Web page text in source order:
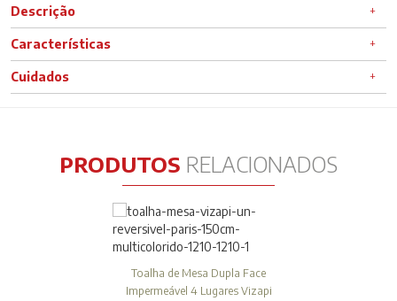
Descrição
Características
Cuidados
PRODUTOS RELACIONADOS
Toalha de Mesa Dupla Face
Impermeável 4 Lugares Vizapi